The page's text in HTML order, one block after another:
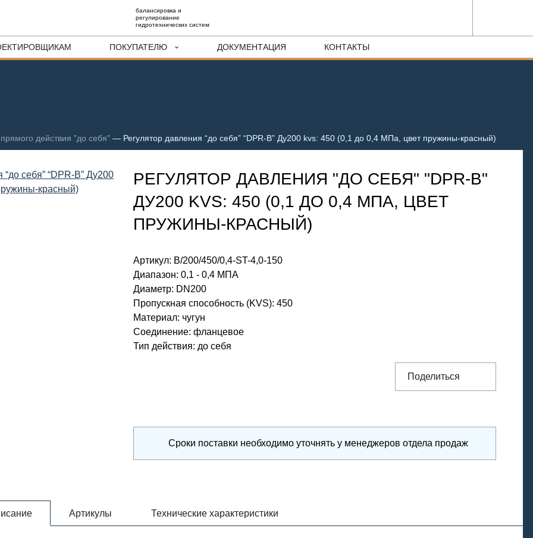
балансировка и
регулирование
гидротехнических систем
ПОКУПАТЕЛЮ ДОКУМЕНТАЦИЯ КОНТАКТЫ
действия "до себя" — Регулятор давления “до себя” “DPR-B” Ду200 kvs: 450 (0,1 до 0,4 МПа, цвет пружины-красный)
РЕГУЛЯТОР ДАВЛЕНИЯ "ДО СЕБЯ" "DPR-B"
ДУ200 KVS: 450 (0,1 ДО 0,4 МПА, ЦВЕТ
ПРУЖИНЫ-КРАСНЫЙ)
Артикул: B/200/450/0,4-ST-4,0-150
Диапазон: 0,1 - 0,4 МПА
Диаметр: DN200
Пропускная способность (KVS): 450
Материал: чугун
Соединение: фланцевое
Тип действия: до себя
Поделиться
Сроки поставки необходимо уточнять у менеджеров отдела продаж
Артикулы Технические характеристики